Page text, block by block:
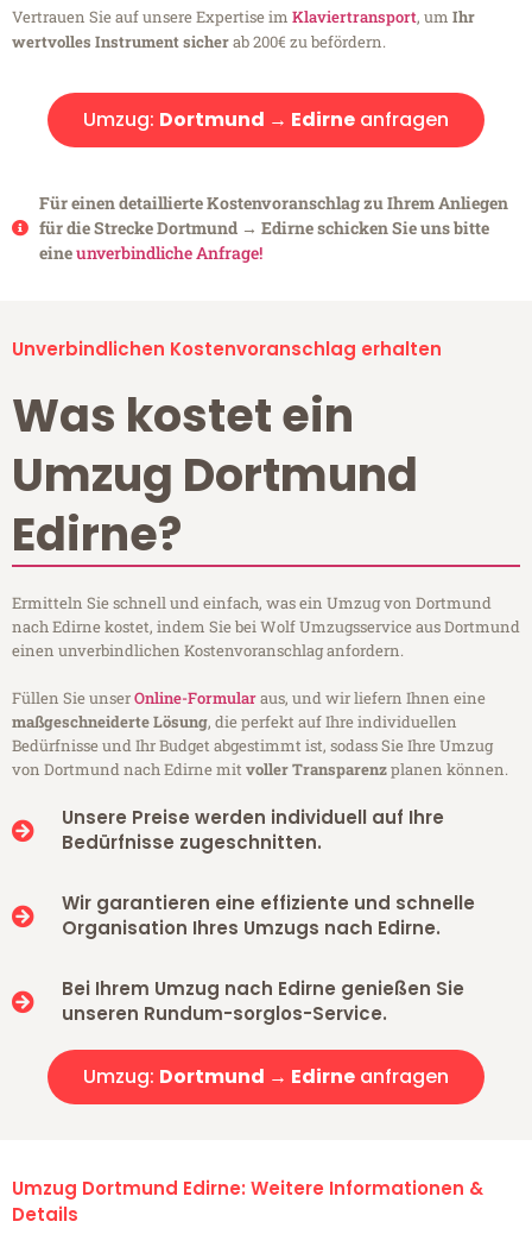
Vertrauen Sie auf unsere Expertise im Klaviertransport, um Ihr
wertvolles Instrument sicherab 200€ zu befördern.
Umzug: Dortmund → Edirne anfragen
Für einen detaillierte Kostenvoranschlag zu Ihrem Anliegen
für die Strecke Dortmund → Edirne schicken Sie uns bitte
eineunverbindliche Anfrage!
Unverbindlichen Kostenvoranschlag erhalten
Was kostet ein
Umzug Dortmund
Edirne?
Ermitteln Sie schnell und einfach, was ein Umzug von Dortmund
nach Edirne kostet, indem Sie bei Wolf Umzugsservice aus Dortmund
einen unverbindlichen Kostenvoranschlag anfordern.
Füllen Sie unserOnline-Formularaus, und wir liefern Ihnen eine
maßgeschneiderte Lösung, die perfekt auf Ihre individuellen
Bedürfnisse und Ihr Budget abgestimmt ist, sodass Sie Ihre Umzug
von Dortmund nach Edirne mitvoller Transparenzplanen können.
Unsere Preise werden individuell auf Ihre
Bedürfnisse zugeschnitten.
Wir garantieren eine effiziente und schnelle
Organisation Ihres Umzugs nach Edirne.
Bei Ihrem Umzug nach Edirne genießen Sie
unseren Rundum-sorglos-Service.
Umzug: Dortmund → Edirne anfragen
Umzug Dortmund Edirne: Weitere Informationen &
Details